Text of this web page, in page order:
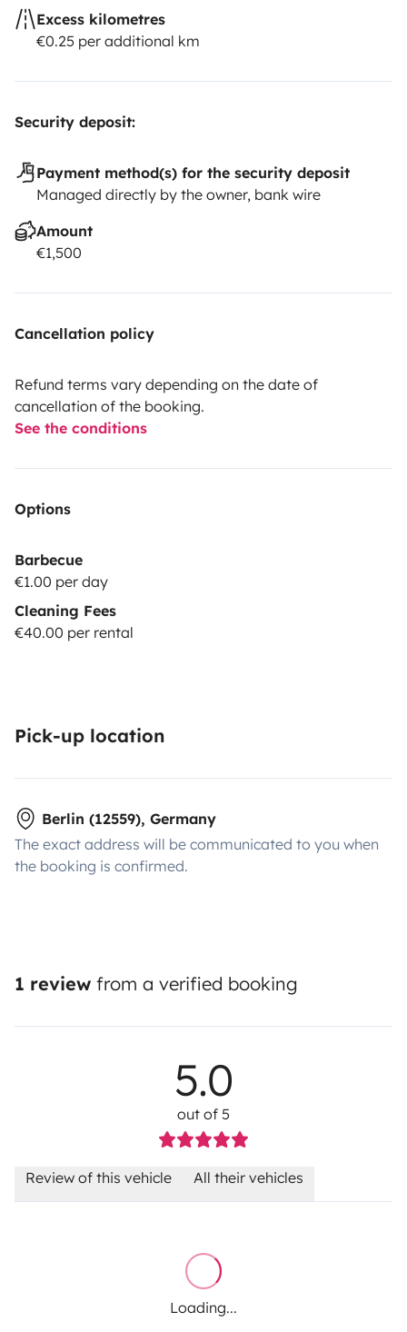
Excess kilometres
€0.25 per additional km
Security deposit:
Payment method(s) for the security deposit
Managed directly by the owner, bank wire
Amount
€1,500
Cancellation policy
Refund terms vary depending on the date of
cancellation of the booking.
See the conditions
Options
Barbecue
€1.00 per day
Cleaning Fees
€40.00 per rental
Pick-up location
Berlin (12559), Germany
The exact address will be communicated to you when
the booking is confirmed.
1 review from a verified booking
5.0
out of 5
Review of this vehicle All their vehicles
Loading...